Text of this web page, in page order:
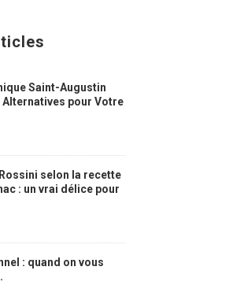
Saint-Augustin
Alternatives pour Votre
selon la recette
: un vrai délice pour
: quand on vous